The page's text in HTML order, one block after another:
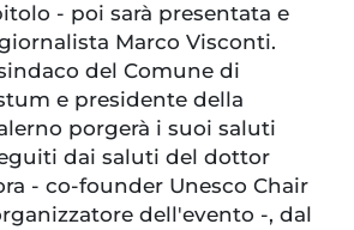
- poi sarà presentata e
Marco Visconti.
del Comune di
e presidente della
porgerà i suoi saluti
dai saluti del dottor
- co-founder Unesco Chair
dell'evento -, dal